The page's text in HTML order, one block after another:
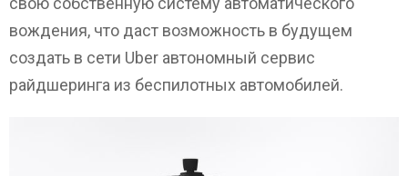
вождения, что даст возможность в будущем
создать в сети Uber автономный сервис
райдшеринга из беспилотных автомобилей.